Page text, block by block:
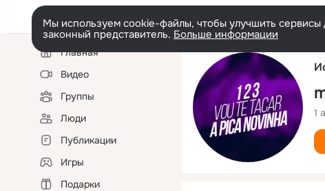
Мы используем cookie-файлы, чтобы улучшить сервисы
законный представитель. Больше информации
Левая
колонкаГлавная
Видео
Группы
Люди
Публикации
Игры
Подарки
1